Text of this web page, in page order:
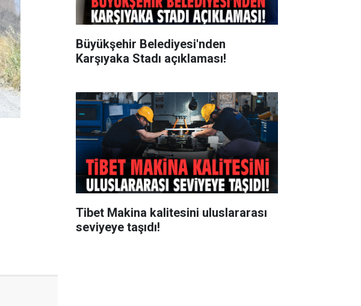
Büyükşehir Belediyesi'nden
Karşıyaka Stadı açıklaması!
Tibet Makina kalitesini uluslararası
seviyeye taşıdı!